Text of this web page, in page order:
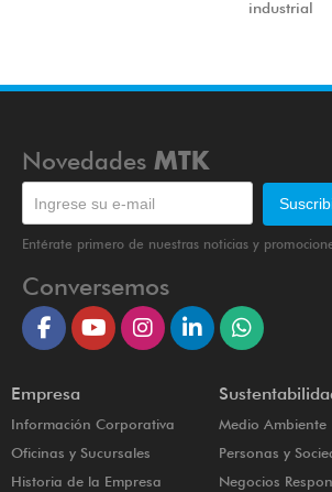
industrial
Novedades MTK
Entérate primero de nuestras noticias y
Conversemos
Empresa
Información Corporativa
Oficinas y Sucursales
Historia de la Empresa
Medio Ambiente
Personas y
Negocios